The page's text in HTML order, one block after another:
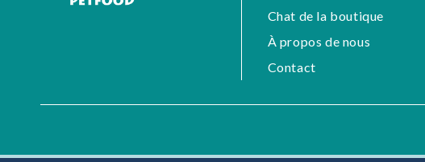
Chat de la boutique
À propos de nous
Contact